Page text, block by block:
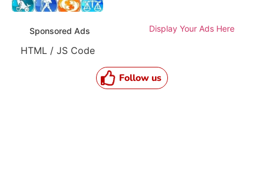
Sponsored Ads Display Your Ads Here
HTML / JS Code
Follow us